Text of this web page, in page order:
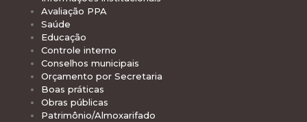
Avaliação PPA
Saúde
Educação
Controle interno
Conselhos municipais
Orçamento por Secretaria
Boas práticas
Obras públicas
Patrimônio/Almoxarifado